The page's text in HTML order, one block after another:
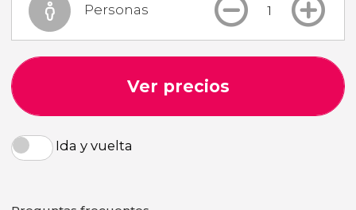
Personas
Ver precios
Ida y vuelta